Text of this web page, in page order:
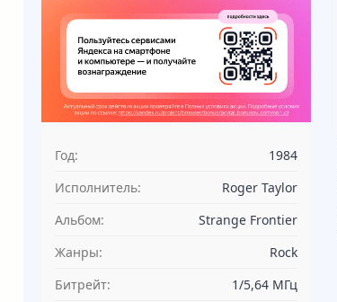
Год:
1984
Исполнитель:
Roger Taylor
Альбом:
Strange Frontier
Жанры:
Rock
Битрейт:
1/5,64 МГц